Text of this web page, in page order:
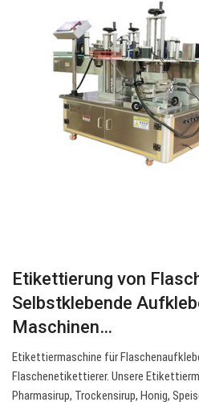
Etikettierung von
Selbstklebende
Maschinen…
Etikettiermaschine für
Flaschenetikettierer. Unsere
Pharmasirup, Trockensirup, Honig,